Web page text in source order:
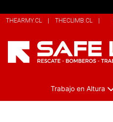
THEARMY.CL | THECLIMB.CL |
Trabajo en Altura